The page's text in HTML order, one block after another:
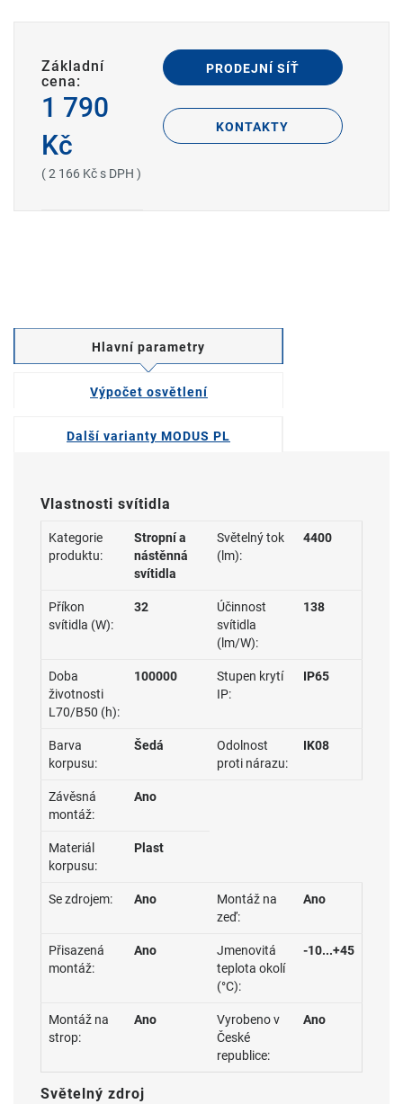
Základní
cena:
1 790
Kč
( 2 166 Kč s DPH )
PRODEJNÍ SÍŤ
KONTAKTY
Hlavní parametry
Výpočet osvětlení
Další varianty MODUS PL
Vlastnosti svítidla
Kategorie
produktu:
Stropní a
nástěnná
svítidla
Světelný tok
(lm):
4400
Příkon
svítidla (W):
32
Účinnost
svítidla
(lm/W):
138
Doba
životnosti
L70/B50 (h):
100000
Stupen krytí
IP:
IP65
Barva
korpusu:
Šedá
Odolnost
proti nárazu:
IK08
Závěsná
montáž:
Ano
Materiál
korpusu:
Plast
Se zdrojem: Ano
Montáž na
zeď:
Ano
Přisazená
montáž:
Ano
Jmenovitá
teplota okolí
(°C):
-10...+45
Montáž na
strop:
Ano
Vyrobeno v
České
republice:
Ano
Světelný zdroj